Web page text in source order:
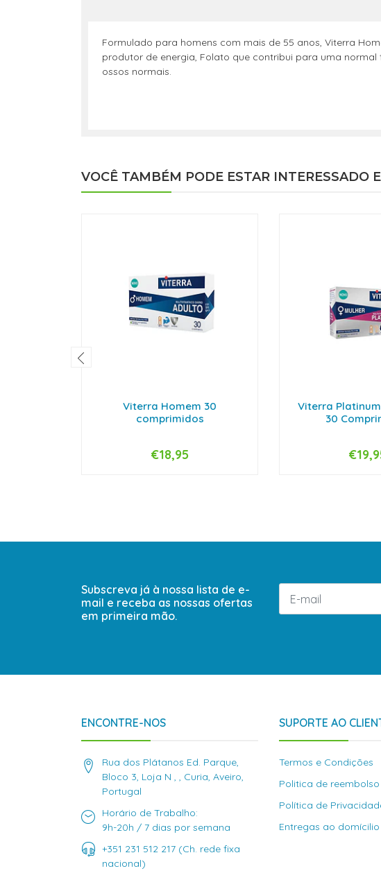
Formulado para homens com mais de 55 anos, Viterra
produtor de energia, Folato que contribui para uma
ossos normais.
VOCÊ TAMBÉM PODE ESTAR INTERESSADO
Viterra Homem 30
comprimidos
+
€18,95
Viterra
30
+
Subscreva já à nossa lista de e-
mail e receba as nossas ofertas
em primeira mão.
ENCONTRE-NOS
Rua dos Plátanos Ed. Parque,
Bloco 3, Loja N , , Curia, Aveiro,
Portugal
Horário de Trabalho:
9h-20h / 7 dias por semana
+351 231 512 217 (Ch. rede fixa
nacional)
SUPORTE AO
Termos e Condições
Politica de reembolso
Política de
Entregas ao domícilio